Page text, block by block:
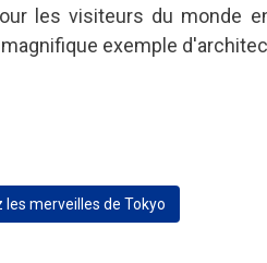
les visiteurs du monde
exemple
les merveilles de Tokyo